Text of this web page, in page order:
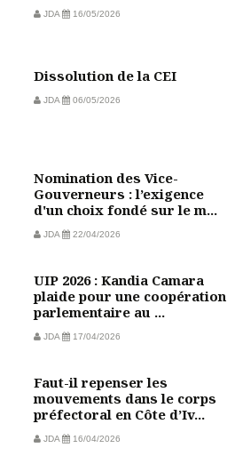
JDA 16/05/2026
Dissolution de la CEI
JDA 06/05/2026
Nomination des Vice-
Gouverneurs : l’exigence
d'un choix fondé sur le m...
JDA 22/04/2026
UIP 2026 : Kandia Camara
plaide pour une coopération
parlementaire au ...
JDA 17/04/2026
Faut-il repenser les
mouvements dans le corps
préfectoral en Côte d’Iv...
JDA 16/04/2026